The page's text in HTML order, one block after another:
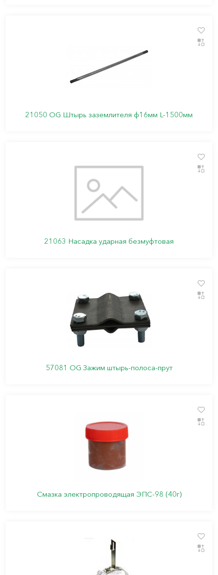
21050 OG Штырь заземлителя ф16мм L-1500мм
21063 Насадка ударная безмуфтовая
57081 OG Зажим штырь-полоса-прут
Смазка электропроводящая ЭПС-98 (40г)